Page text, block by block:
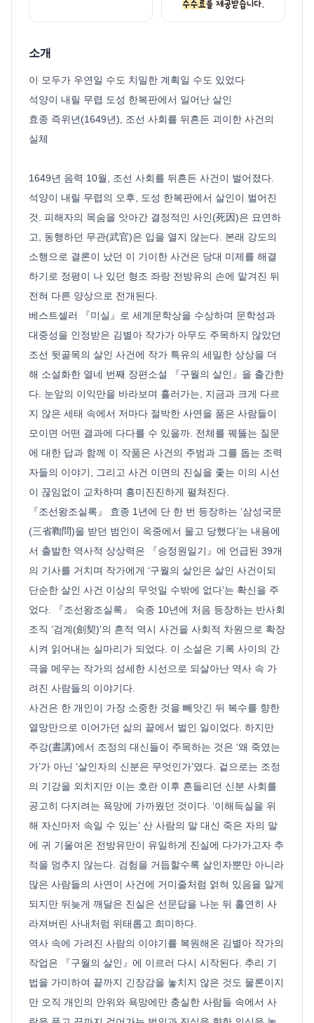
소개
이 모두가 우연일 수도 치밀한 계획일 수도 있었다
석양이 내릴 무렵 도성 한복판에서 일어난 살인
효종 즉위년(1649년), 조선 사회를 뒤흔든 괴이한 사건의
실체
1649년 음력 10월, 조선 사회를 뒤흔든 사건이 벌어졌다.
석양이 내릴 무렵의 오후, 도성 한복판에서 살인이 벌어진
것. 피해자의 목숨을 앗아간 결정적인 사인(死因)은 묘연하
고, 동행하던 무관(武官)은 입을 열지 않는다. 본래 강도의
소행으로 결론이 났던 이 기이한 사건은 당대 미제를 해결
하기로 정평이 나 있던 형조 좌랑 전방유의 손에 맡겨진 뒤
전혀 다른 양상으로 전개된다.
베스트셀러 『미실』로 세계문학상을 수상하며 문학성과
대중성을 인정받은 김별아 작가가 아무도 주목하지 않았던
조선 뒷골목의 살인 사건에 작가 특유의 세밀한 상상을 더
해 소설화한 열네 번째 장편소설 『구월의 살인』을 출간한
다. 눈앞의 이익만을 바라보며 흘러가는, 지금과 크게 다르
지 않은 세태 속에서 저마다 절박한 사연을 품은 사람들이
모이면 어떤 결과에 다다를 수 있을까. 전체를 꿰뚫는 질문
에 대한 답과 함께 이 작품은 사건의 주범과 그를 돕는 조력
자들의 이야기, 그리고 사건 이면의 진실을 좇는 이의 시선
이 끊임없이 교차하며 흥미진진하게 펼쳐진다.
『조선왕조실록』 효종 1년에 단 한 번 등장하는 ‘삼성국문
(三省鞫問)을 받던 범인이 옥중에서 물고 당했다’는 내용에
서 출발한 역사적 상상력은 『승정원일기』에 언급된 39개
의 기사를 거치며 작가에게 ‘구월의 살인은 살인 사건이되
단순한 살인 사건 이상의 무엇일 수밖에 없다’는 확신을 주
었다. 『조선왕조실록』 숙종 10년에 처음 등장하는 반사회
조직 ‘검계(劍契)’의 흔적 역시 사건을 사회적 차원으로 확장
시켜 읽어내는 실마리가 되었다. 이 소설은 기록 사이의 간
극을 메우는 작가의 섬세한 시선으로 되살아난 역사 속 가
려진 사람들의 이야기다.
사건은 한 개인이 가장 소중한 것을 빼앗긴 뒤 복수를 향한
열망만으로 이어가던 삶의 끝에서 벌인 일이었다. 하지만
주강(晝講)에서 조정의 대신들이 주목하는 것은 ‘왜 죽였는
가’가 아닌 ‘살인자의 신분은 무엇인가’였다. 겉으로는 조정
의 기강을 외치지만 이는 호란 이후 흔들리던 신분 사회를
공고히 다지려는 욕망에 가까웠던 것이다. ‘이해득실을 위
해 자신마저 속일 수 있는’ 산 사람의 말 대신 죽은 자의 말
에 귀 기울여온 전방유만이 유일하게 진실에 다가가고자 추
적을 멈추지 않는다. 검험을 거듭할수록 살인자뿐만 아니라
많은 사람들의 사연이 사건에 거미줄처럼 얽혀 있음을 알게
되지만 뒤늦게 깨달은 진실은 선문답을 나눈 뒤 홀연히 사
라져버린 사내처럼 위태롭고 희미하다.
역사 속에 가려진 사람의 이야기를 복원해온 김별아 작가의
작업은 『구월의 살인』에 이르러 다시 시작된다. 추리 기
법을 가미하여 끝까지 긴장감을 놓치지 않은 것도 물론이지
만 오직 개인의 안위와 욕망에만 충실한 사람들 속에서 사